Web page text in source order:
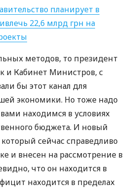
планирует в
22,6 млрд грн на
методов, то президент
и Кабинет Министров, с
бы этот канал для
экономики. Но тоже надо
находимся в условиях
бюджета. И новый
сейчас справедливо
и внесен на рассмотрение в
что он находится в
находится в пределах